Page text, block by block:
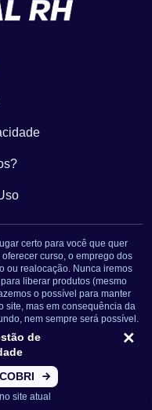
de
site atual
certo para você que quer
curso, o emprego dos
ou realocação. Nunca iremos
liberar produtos (mesmo
o possível para manter
site, mas em consequência da
nem sempre será possível.
pessoal ou qualquer
jornalístico. Caso isso
imediatamente.
89